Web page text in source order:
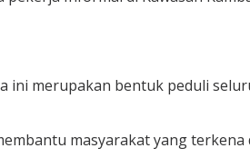
ini merupakan bentuk peduli
masyarakat yang terkena